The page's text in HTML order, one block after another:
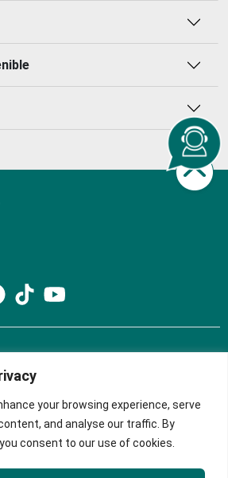
your browsing experience, serve
and analyse our traffic. By
consent to our use of cookies.
y Protección de Datos
Sagrilaft